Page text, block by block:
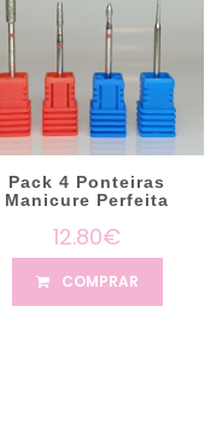
Pack 4 Ponteiras
Manicure Perfeita
12.80€
COMPRAR